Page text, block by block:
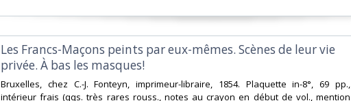
‎Les Francs-Maçons peints par eux-mêmes. Scènes de leur vie
privée. À bas les masques!‎
‎Bruxelles, chez C.-J. Fonteyn, imprimeur-libraire, 1854. Plaquette in-8°, 69 pp.,
intérieur frais (qqs. très rares rouss., notes au crayon en début de vol., mention